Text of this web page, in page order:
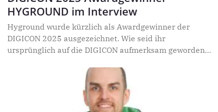
HYGROUND im Interview
Hyground wurde kürzlich als Awardgewinner der
DIGICON 2025 ausgezeichnet. Wie seid ihr
ursprünglich auf die DIGICON aufmerksam geworden